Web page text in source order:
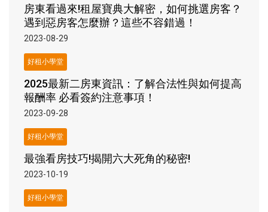
房東看過來!租屋寶典大解密，如何挑選房客？
遇到惡房客怎麼辦？這些不容錯過！
2023-08-29
好租小學堂
2025最新二房東資訊：了解合法性與如何提高
報酬率 必看簽約注意事項！
2023-09-28
好租小學堂
最強看房技巧!揭開六大死角的秘密!
2023-10-19
好租小學堂